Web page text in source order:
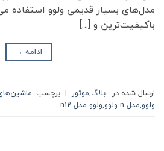
مدل‌های بسیار قدیمی ولوو استفاده
باکیفیت‌ترین و […]
ادامه →
ارسال شده در : بلاگ,موتور | برچسب:
ولوو,مدل n ولوو ,ولوو مدل n12